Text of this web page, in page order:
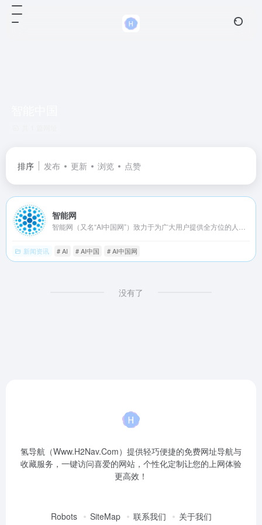
排序 发布 更新 浏览 点赞
智能网
新闻资讯 # AI # AI中国 # AI中国网
没有了
氢导航（Www.H2Nav.Com）提供轻巧便捷的免费网址导航与
收藏服务，一键访问喜爱的网站，个性化定制让您的上网体验
更高效！
Robots SiteMap 联系我们 关于我们